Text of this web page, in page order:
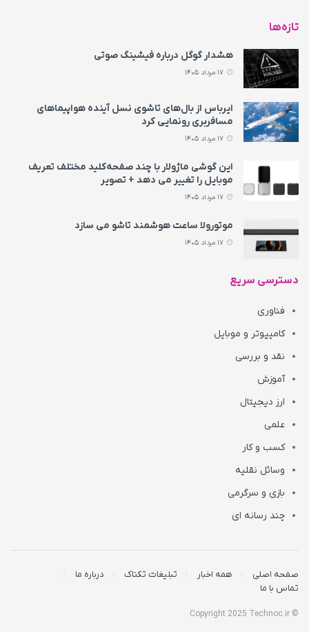
تازه‌ها
هشدار گوگل درباره فیشینگ صوتی
ایرباس از بال‌های تاشوی نسل آینده هواپیماهای
مسافربری رونمایی کرد
این گوشی ماژولار با چند صفحه‌کلید مختلف تعریف
موبایل را تغییر می‌ دهد + تصویر
موتورولا ساعت هوشمند تاشو می‌ سازد
دسترسی سریع
فناوری
کامپیوتر و موبایل
نقد و بررسی
آموزش
ارز دیجیتال
علمی
کسب و کار
وسائل نقلیه
بازی و سرگرمی
چند رسانه ای
صفحه اصلی همه اخبار تبلیغات تکناک
درباره ما
تماس با ما
© Copyright 2025 Technoc.ir